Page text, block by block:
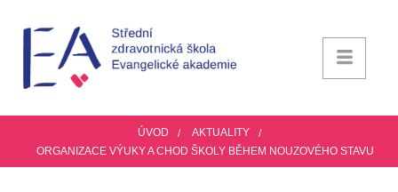
ÚVOD
AKTUALITY
ORGANIZACE VÝUKY A CHOD ŠKOLY BĚHEM NOUZOVÉHO STAVU